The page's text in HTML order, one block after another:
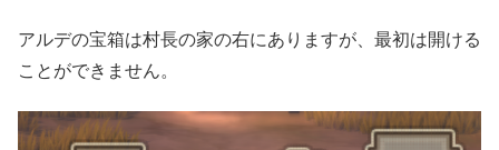
アルデの宝箱は村長の家の右にありますが、最初は開ける
ことができません。